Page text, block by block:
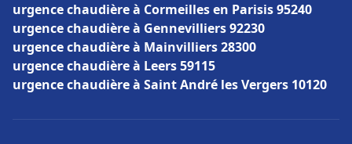
urgence chaudière à Cormeilles en Parisis 95240
urgence chaudière à Gennevilliers 92230
urgence chaudière à Mainvilliers 28300
urgence chaudière à Leers 59115
urgence chaudière à Saint André les Vergers 10120